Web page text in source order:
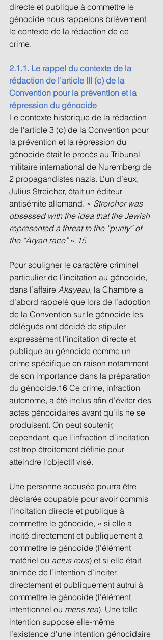
directe et publique à commettre le
génocide nous rappelons brièvement
le contexte de la rédaction de ce
crime.
2.1.1. Le rappel du contexte de la
rédaction de l’article III (c) de la
Convention pour la prévention et la
répression du génocide
Le contexte historique de la rédaction
de l'article 3 (c) de la Convention pour
la prévention et la répression du
génocide était le procès au Tribunal
militaire international de Nuremberg de
2 propagandistes nazis. L’un d’eux,
Julius Streicher, était un éditeur
antisémite allemand. « Streicher was
obsessed with the idea that the Jewish
represented a threat to the “purity” of
the “Aryan race” ». 15
Pour souligner le caractère criminel
particulier de l’incitation au génocide,
dans l’affaire Akayesu, la Chambre a
d’abord rappelé que lors de l’adoption
de la Convention sur le génocide les
délégués ont décidé de stipuler
expressément l’incitation directe et
publique au génocide comme un
crime spécifique en raison notamment
de son importance dans la préparation
du génocide.16 Ce crime, infraction
autonome, a été inclus afin d'éviter des
actes génocidaires avant qu'ils ne se
produisent. On peut soutenir,
cependant, que l'infraction d'incitation
est trop étroitement définie pour
atteindre l'objectif visé.
Une personne accusée pourra être
déclarée coupable pour avoir commis
l’incitation directe et publique à
commettre le génocide, « si elle a
incité directement et publiquement à
commettre le génocide (l’élément
matériel ou actus reus) et si elle était
animée de l’intention d’inciter
directement et publiquement autrui à
commettre le génocide (l’élément
intentionnel ou mens rea). Une telle
intention suppose elle-même
l’existence d’une intention génocidaire